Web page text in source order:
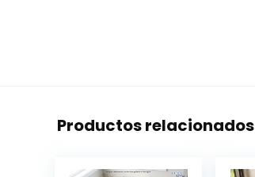
Productos relacionados